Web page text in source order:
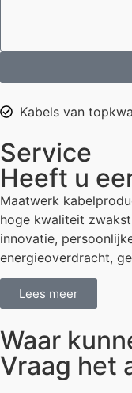
Kabels van
Service
Heeft u
Maatwerk
hoge kwaliteit
innovatie,
energieoverdracht,
Lees meer
Waar
Vraag het